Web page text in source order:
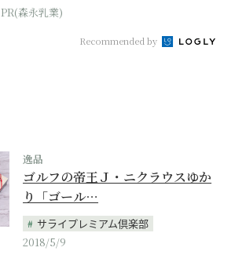
PR(森永乳業)
Recommended by
逸品
ゴルフの帝王Ｊ・ニクラウスゆか
り「ゴール…
サライプレミアム倶楽部
2018/5/9